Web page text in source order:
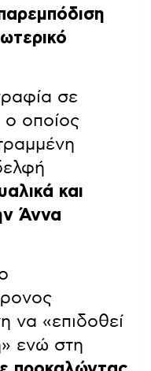
σε
οποίος
και
Άννα
να «επιδοθεί
ενώ στη